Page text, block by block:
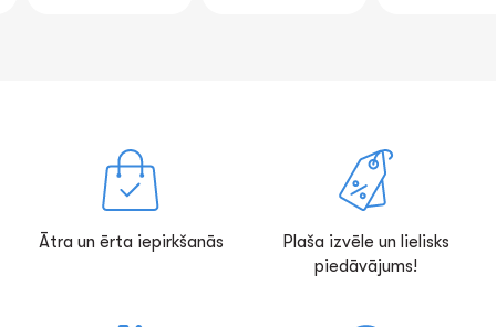
Ātra un ērta iepirkšanās
Plaša izvēle un lielisks
piedāvājums!